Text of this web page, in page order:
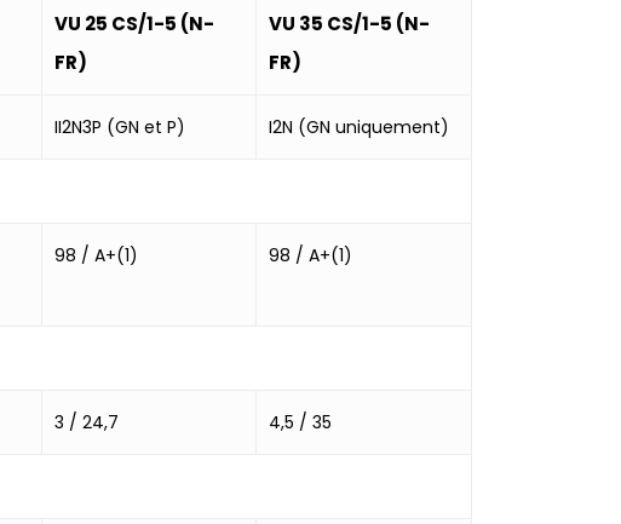
VU 25 CS/1-5 (N-
FR)
VU 35 CS/1-5 (N-
FR)
II2N3P (GN et P) I2N (GN uniquement)
98 / A+(1) 98 / A+(1)
3 / 24,7 4,5 / 35